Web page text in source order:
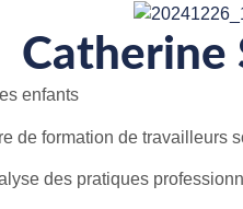
Catherine
enfants
de formation de travailleurs
des pratiques